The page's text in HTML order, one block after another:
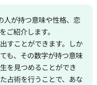
人が持つ意味や性格、恋
ご紹介します。
すことができます。しか
も、その数字が持つ意味
を見つめることができ
占術を行うことで、あな